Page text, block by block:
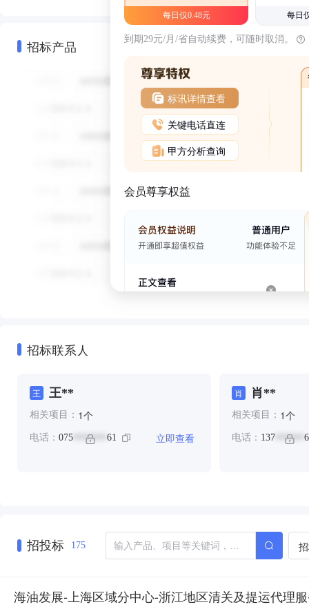
招标产品
每日仅0.48元 每日
到期29元/月/省自动续费，可随时取消。
标讯详情查看
关键电话直连
甲方分析查询
会员尊享权益
招标联系人
王 王**
相关项目： 1个
电话： 075 ******* 61 立即查看
肖 肖**
相关项目： 1个
电话： 137 ******
招投标 175
海油发展-上海区域分中心-浙江地区清关及提运代理